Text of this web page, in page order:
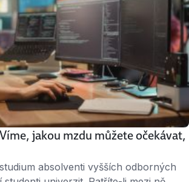
jakou mzdu můžete očekávat,
absolventi vyšších odborných